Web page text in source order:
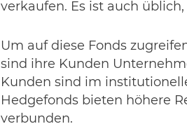
verkaufen. Es ist auch
Um auf diese Fonds
sind ihre Kunden
Kunden sind im
Hedgefonds bieten höhere
verbunden.